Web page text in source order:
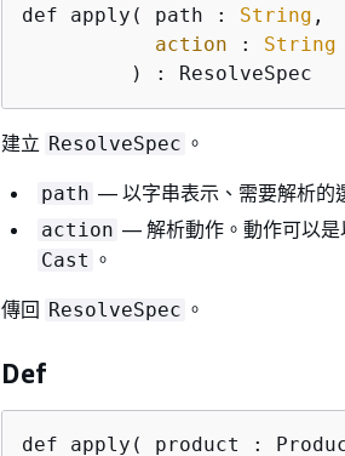
def apply( path : String ,
action : String
         ) : ResolveSpec
建立 ResolveSpec 。
path — 以字串表示、需要解析的
action — 解析動作。動作可以是
Cast 。
傳回 ResolveSpec 。
Def
def apply( product :